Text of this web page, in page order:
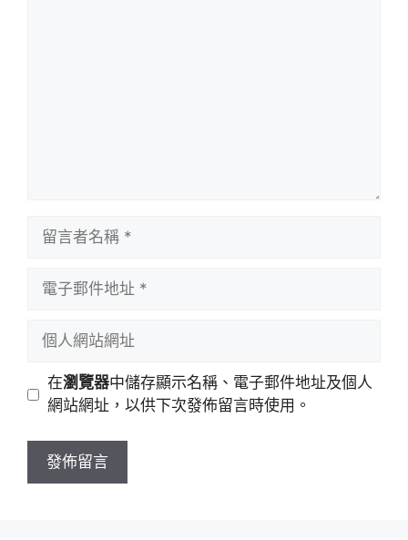
址
站
址
在瀏覽器中儲存顯示名稱、電子郵件地址及個人
網站網址，以供下次發佈留言時使用。